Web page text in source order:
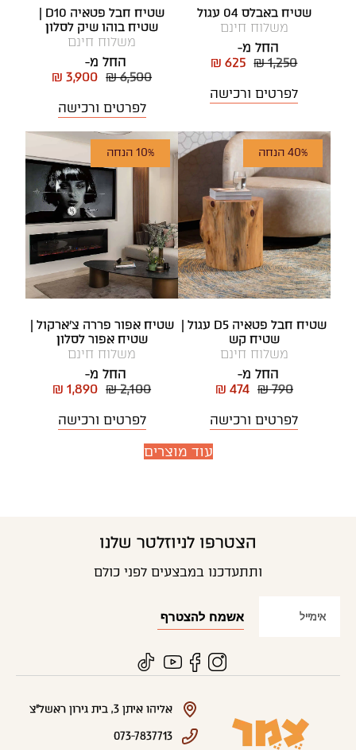
שטיח באבלס 04 עגול
משלוח חינם
החל מ-
₪ 1,250
₪ 625
לפרטים ורכישה
שטיח חבל פטאיה D10 |
שטיח בוהו שיק לסלון
משלוח חינם
החל מ-
₪ 6,500
₪ 3,900
לפרטים ורכישה
40% הנחה
שטיח חבל פטאיה D5 עגול |
שטיח קש
משלוח חינם
החל מ-
₪ 790
₪ 474
לפרטים ורכישה
10% הנחה
שטיח אפור פררה צ'ארקול |
שטיח אפור לסלון
משלוח חינם
החל מ-
₪ 2,100
₪ 1,890
לפרטים ורכישה
עוד מוצרים
הצטרפו לניוזלטר שלנו
ותתעדכנו במבצעים לפני כולם
אליהו איתן 3, בית גירון ראשל"צ
073-7837713